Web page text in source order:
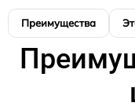
Преимущества